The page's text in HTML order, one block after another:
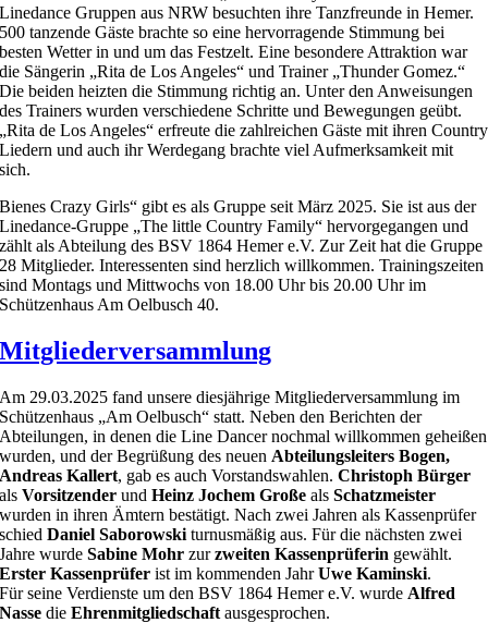
Linedance Gruppen aus NRW besuchten ihre Tanzfreunde in Hemer.
500 tanzende Gäste brachte so eine hervorragende Stimmung bei
besten Wetter in und um das Festzelt. Eine besondere Attraktion war
die Sängerin „Rita de Los Angeles“ und Trainer „Thunder Gomez.“
Die beiden heizten die Stimmung richtig an. Unter den Anweisungen
des Trainers wurden verschiedene Schritte und Bewegungen geübt.
„Rita de Los Angeles“ erfreute die zahlreichen Gäste mit ihren Country
Liedern und auch ihr Werdegang brachte viel Aufmerksamkeit mit
sich.
Bienes Crazy Girls“ gibt es als Gruppe seit März 2025. Sie ist aus der
Linedance-Gruppe „The little Country Family“ hervorgegangen und
zählt als Abteilung des BSV 1864 Hemer e.V. Zur Zeit hat die Gruppe
28 Mitglieder. Interessenten sind herzlich willkommen. Trainingszeiten
sind Montags und Mittwochs von 18.00 Uhr bis 20.00 Uhr im
Schützenhaus Am Oelbusch 40.
Mitgliederversammlung
Am 29.03.2025 fand unsere diesjährige Mitgliederversammlung im
Schützenhaus „Am Oelbusch“ statt. Neben den Berichten der
Abteilungen, in denen die Line Dancer nochmal willkommen geheißen
wurden, und der Begrüßung des neuen Abteilungsleiters Bogen,
Andreas Kallert, gab es auch Vorstandswahlen.Christoph Bürger
alsVorsitzender undHeinz Jochem Große alsSchatzmeister
wurden in ihren Ämtern bestätigt. Nach zwei Jahren als Kassenprüfer
schiedDaniel Saborowski turnusmäßig aus. Für die nächsten zwei
Jahre wurdeSabine Mohr zurzweiten Kassenprüferin gewählt.
Erster Kassenprüfer ist im kommenden JahrUwe Kaminski.
Für seine Verdienste um den BSV 1864 Hemer e.V. wurde Alfred
Nasse dieEhrenmitgliedschaft ausgesprochen.